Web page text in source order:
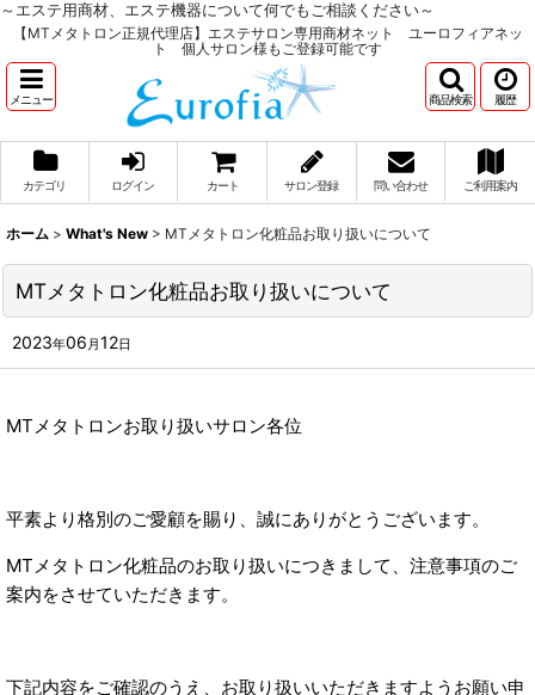
～エステ用商材、エステ機器について何でもご相談ください～
【MTメタトロン正規代理店】エステサロン専用商材ネット ユーロフィアネッ
ト 個人サロン様もご登録可能です
メニュー 商品検索 履歴
カテゴリ ログイン カート サロン登録 問い合わせ ご利用案内
ホーム > What's New > MTメタトロン化粧品お取り扱いについて
MTメタトロン化粧品お取り扱いについて
2023年06 月 12日
MTメタトロンお取り扱いサロン各位
平素より格別のご愛顧を賜り、誠にありがとうございます。
MTメタトロン化粧品のお取り扱いにつきまして、 注意事項のご
案内をさせていただきます。
下記内容をご確認のうえ、お取り扱いいただきますようお願い申